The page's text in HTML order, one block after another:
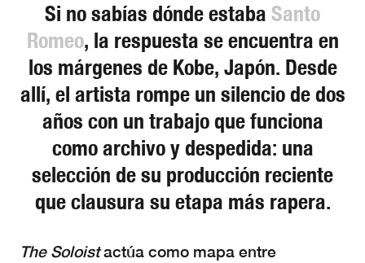
Si no sabías dónde estaba Santo
Romeo, la respuesta se encuentra en
los márgenes de Kobe, Japón. Desde
allí, el artista rompe un silencio de dos
años con un trabajo que funciona
como archivo y despedida: una
selección de su producción reciente
que clausura su etapa más rapera.
The Soloistactúa como mapa entre